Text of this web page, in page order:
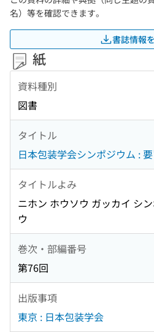
名）等を確認できます。
書誌情報
紙
資料種別
図書
タイトル
日本包装学会シンポジウム :
タイトルよみ
ニホン ホウソウ ガッカイ シ
ウ
巻次・部編番号
第76回
出版事項
東京 : 日本包装学会